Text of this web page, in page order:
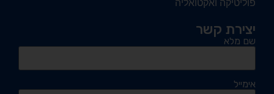
פוליטיקה ואקטואליה
יצירת קשר
שם מלא
אימייל